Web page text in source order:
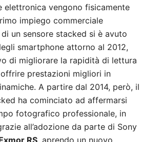
elettronica vengono fisicamente
impiego commerciale
un sensore stacked si è avuto
smartphone attorno al 2012,
di migliorare la rapidità di lettura
prestazioni migliori in
A partire dal 2014, però, il
ha cominciato ad affermarsi
fotografico professionale, in
all’adozione da parte di Sony